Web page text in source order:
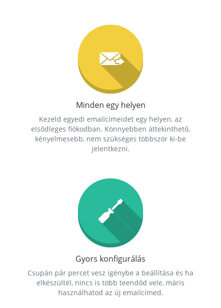
Minden egy helyen
Kezeld egyedi emailcímeidet egy helyen, az
elsődleges fiókodban. Könnyebben áttekinthető,
kényelmesebb, nem szükséges többször ki-be
jelentkezni.
Gyors konfigurálás
Csupán pár percet vesz igénybe a beállítása és ha
elkészültél, nincs is több teendőd vele, máris
használhatod az új emailcímed.